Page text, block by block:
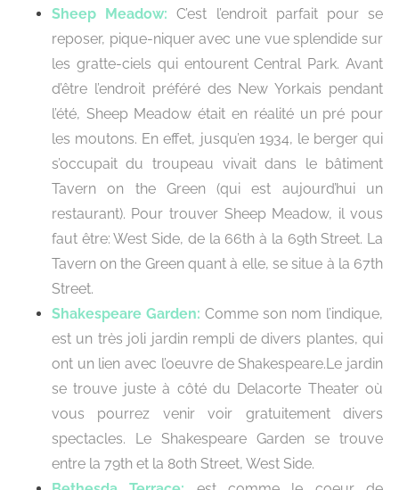
Sheep Meadow:C’est l’endroit parfait pour se
reposer, pique-niquer avec une vue splendide sur
les gratte-ciels qui entourent Central Park. Avant
d’être l’endroit préféré des New Yorkais pendant
l’été, Sheep Meadow était en réalité un pré pour
les moutons. En effet, jusqu’en 1934, le berger qui
s’occupait du troupeau vivait dans le bâtiment
Tavern on the Green (qui est aujourd’hui un
restaurant). Pour trouver Sheep Meadow, il vous
faut être: West Side, de la 66th à la 69th Street. La
Tavern on the Green quant à elle, se situe à la 67th
Street.
Shakespeare Garden: Comme son nom l’indique,
est un très joli jardin rempli de divers plantes, qui
ont un lien avec l’oeuvre de Shakespeare.Le jardin
se trouve juste à côté du Delacorte Theater où
vous pourrez venir voir gratuitement divers
spectacles.
Le Shakespeare Garden se trouve
entre la 79th et la 80th Street, West Side.